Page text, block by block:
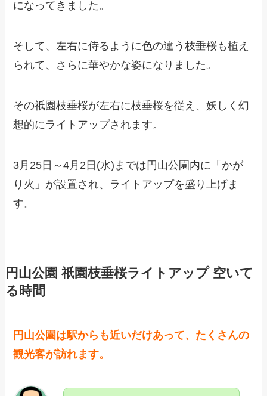
になってきました。
そして、左右に侍るように色の違う枝垂桜も植え
られて、さらに華やかな姿になりました｡
その祇園枝垂桜が左右に枝垂桜を従え、妖しく幻
想的にライトアップされます。
3月25日～4月2日(水)までは円山公園内に「かが
り火」が設置され、ライトアップを盛り上げま
す。
円山公園 祇園枝垂桜ライトアップ 空いて
る時間
円山公園は駅からも近いだけあって、たくさんの
観光客が訪れます。